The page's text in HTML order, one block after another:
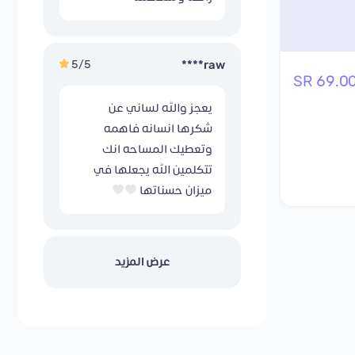
69.00
raw****
5/5
يعجز والله لساني عن
شكرها انسانه فاهمه
وتعطيك المساحه انك
تتكلمين الله يجعلها في
ميزان حسناتها
عرض المزيد